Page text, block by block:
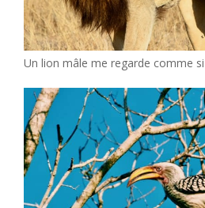
Un lion mâle me regarde comme